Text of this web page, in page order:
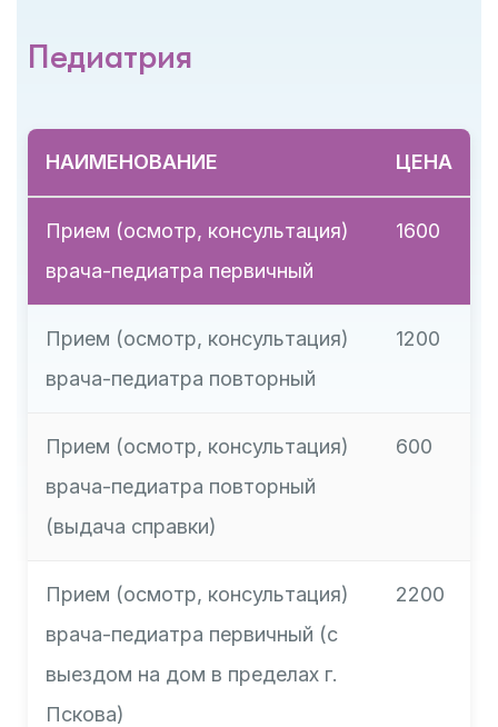
Педиатрия
НАИМЕНОВАНИЕ ЦЕНА
Прием (осмотр, консультация)
врача-педиатра первичный
1600
Прием (осмотр, консультация)
врача-педиатра повторный
1200
Прием (осмотр, консультация)
врача-педиатра повторный
(выдача справки)
600
Прием (осмотр, консультация)
врача-педиатра первичный (с
выездом на дом в пределах г.
Пскова)
2200